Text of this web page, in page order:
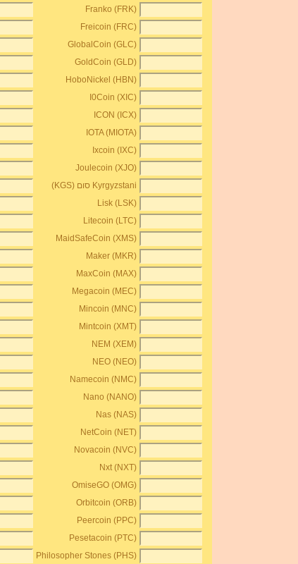
Franko (FRK)
Freicoin (FRC)
GlobalCoin (GLC)
GoldCoin (GLD)
HoboNickel (HBN)
I0Coin (XIC)
ICON (ICX)
IOTA (MIOTA)
Ixcoin (IXC)
Joulecoin (XJO)
Kyrgyzstani סום (KGS)
Lisk (LSK)
Litecoin (LTC)
MaidSafeCoin (XMS)
Maker (MKR)
MaxCoin (MAX)
Megacoin (MEC)
Mincoin (MNC)
Mintcoin (XMT)
NEM (XEM)
NEO (NEO)
Namecoin (NMC)
Nano (NANO)
Nas (NAS)
NetCoin (NET)
Novacoin (NVC)
Nxt (NXT)
OmiseGO (OMG)
Orbitcoin (ORB)
Peercoin (PPC)
Pesetacoin (PTC)
Philosopher Stones (PHS)